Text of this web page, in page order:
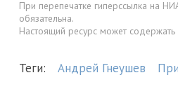
При перепечатке гиперссылка на
обязательна.
Настоящий ресурс может
Теги: Андрей Гнеушев